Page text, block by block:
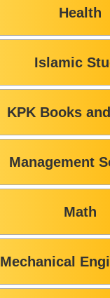
Health
Islamic
KPK Books
Management
Math
Mechanical